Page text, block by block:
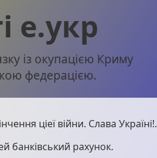
е.укр
із окупацією Криму
федерацією.
ціеї війни. Слава Україні!.
банківський рахунок.